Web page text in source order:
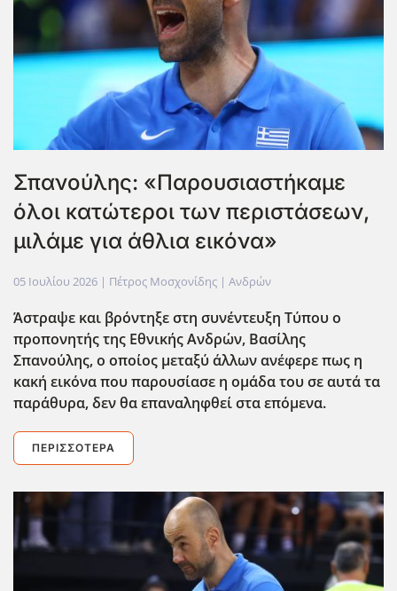
Σπανούλης: «Παρουσιαστήκαμε
όλοι κατώτεροι των περιστάσεων,
μιλάμε για άθλια εικόνα»
05 Ιουλίου 2026 | Πέτρος Μοσχονίδης | Ανδρών
Άστραψε και βρόντηξε στη συνέντευξη Τύπου ο
προπονητής της Εθνικής Ανδρών, Βασίλης
Σπανούλης, ο οποίος μεταξύ άλλων ανέφερε πως η
κακή εικόνα που παρουσίασε η ομάδα του σε αυτά τα
παράθυρα, δεν θα επαναληφθεί στα επόμενα.
ΠΕΡΙΣΣΌΤΕΡΑ